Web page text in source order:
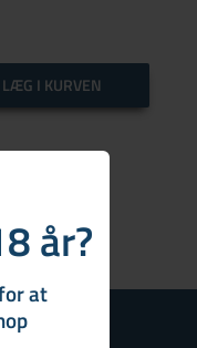
år?
at
LÆG I KURVEN